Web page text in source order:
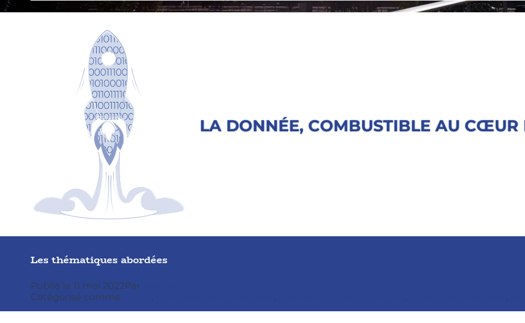
LA DONNÉE, COMBUSTIBLE AU CŒUR
Les thématiques abordées
Publié le 11 mai 2022Par
Catégorisé comme
, , , ,